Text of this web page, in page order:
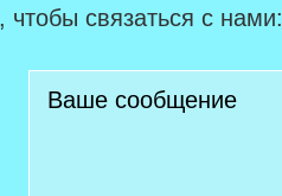
связаться с нами: